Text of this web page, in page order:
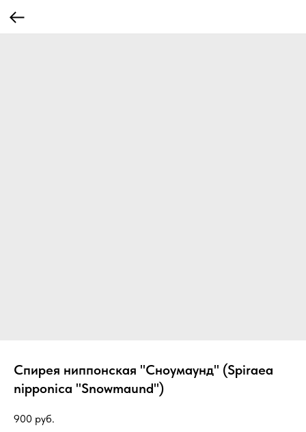
Спирея ниппонская "Сноумаунд" (Spiraea
nipponica "Snowmaund")
900 руб.